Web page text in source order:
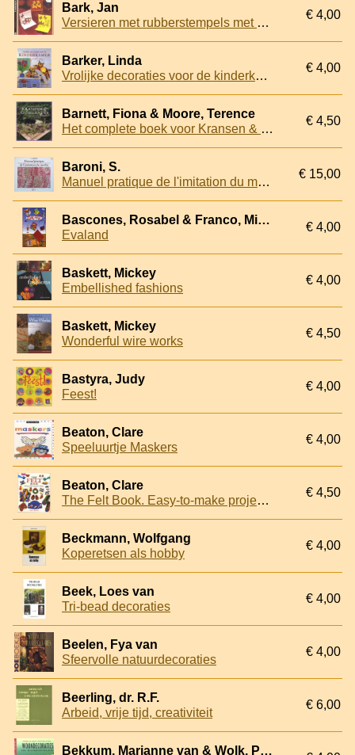
Bark, Jan
Versieren met rubberstempels met patronen
€ 4,00
Barker, Linda
Vrolijke decoraties voor de kinderkamer
€ 4,00
Barnett, Fiona & Moore, Terence
Het complete boek voor Kransen & Guirlandes. Prachtige decoraties van bloemen en natuurlijke materialen voor elk seizoen
€ 4,50
Baroni, S.
Manuel pratique de l'imitation du marbre
€ 15,00
Bascones, Rosabel & Franco, Miguel
Evaland
€ 4,00
Baskett, Mickey
Embellished fashions
€ 4,00
Baskett, Mickey
Wonderful wire works
€ 4,50
Bastyra, Judy
Feest!
€ 4,00
Beaton, Clare
Speeluurtje Maskers
€ 4,00
Beaton, Clare
The Felt Book. Easy-to-make projects for all ages
€ 4,50
Beckmann, Wolfgang
Koperetsen als hobby
€ 4,00
Beek, Loes van
Tri-bead decoraties
€ 4,00
Beelen, Fya van
Sfeervolle natuurdecoraties
€ 4,00
Beerling, dr. R.F.
Arbeid, vrije tijd, creativiteit
€ 6,00
Bekkum, Marianne van & Wolk, Peter van der